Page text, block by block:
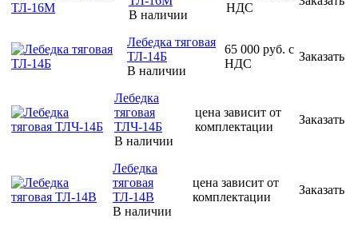
В наличии
НДС
Лебедка тяговая
ТЛ-14Б
В наличии
65 000 руб. с
НДС
Заказать
Лебедка
тяговая
ТЛЧ-14Б
В наличии
цена зависит от
комплектации
Заказать
Лебедка
тяговая
ТЛ-14В
В наличии
цена зависит от
комплектации
Заказать